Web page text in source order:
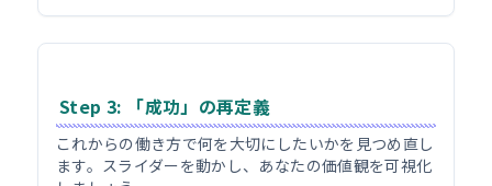
Step 3: 「成功」の再定義
これからの働き方で何を大切にしたいかを見つめ直し
ます。スライダーを動かし、あなたの価値観を可視化